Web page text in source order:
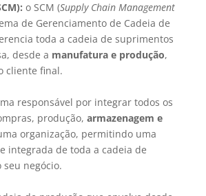
o SCM (Supply Chain Management
de Gerenciamento de Cadeia de
toda a cadeia de suprimentos
desde a manufatura e produção,
cliente final.
responsável por integrar todos os
produção, armazenagem e
organização, permitindo uma
integrada de toda a cadeia de
negócio.